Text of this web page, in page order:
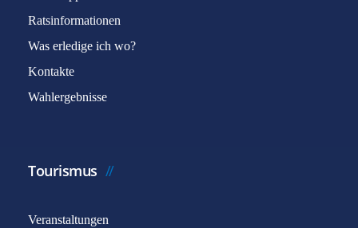
Ratsinformationen
Was erledige ich wo?
Kontakte
Wahlergebnisse
Tourismus
Veranstaltungen